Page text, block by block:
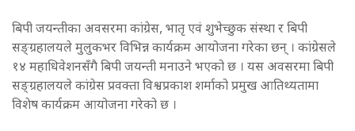
बिपी जयन्तीका अवसरमा कांग्रेस, भातृ एवं शुभेच्छुक संस्था र बिपी
सङ्ग्रहालयले मुलुकभर विभिन्न कार्यक्रम आयोजना गरेका छन् । कांग्रेसले
१४ महाधिवेशनसँगै बिपी जयन्ती मनाउने भएको छ । यस अवसरमा बिपी
सङ्ग्रहालयले कांग्रेस प्रवक्ता विश्वप्रकाश शर्माको प्रमुख आतिथ्यतामा
विशेष कार्यक्रम आयोजना गरेको छ ।